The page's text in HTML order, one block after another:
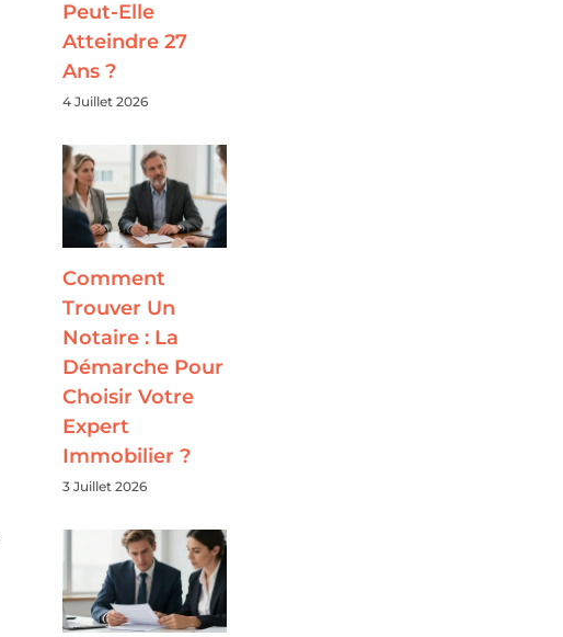
Peut-Elle
Atteindre 27
Ans ?
4 Juillet 2026
Comment
Trouver Un
Notaire : La
Démarche Pour
Choisir Votre
Expert
Immobilier ?
3 Juillet 2026